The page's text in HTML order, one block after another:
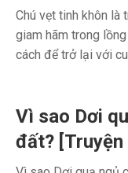
Chú vẹt tinh khôn là
giam hãm trong
cách để trở lại với
Vì sao Dơi
đất?